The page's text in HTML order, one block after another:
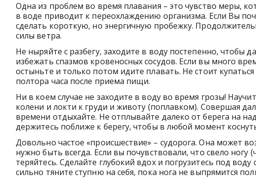
Одна из проблем во время плавания – это чувство меры,
в воде приводит к переохлаждению организма. Если Вы
сделать короткую, но энергичную пробежку.
силы ветра.
Не ныряйте с разбегу, заходите в воду постепенно, чтобы
избежать спазмов кровеносных сосудов. Если вы много
остыньте и только потом идите плавать. Не стоит
полтора часа после приема пищи.
Ни в коем случае не заходите в воду во время грозы!
колени и локти к груди и животу (поплавком). Совершая
времени отдыхайте. Не отплывайте далеко от берега на
держитесь поближе к берегу, чтобы в любой момент
Довольно частое «происшествие» – судорога. Она может
нужно быть всегда. Если вы почувствовали, что свело
теряйтесь. Сделайте глубокий вдох и погрузитесь под
сильно тяните ступню на себя, пока нога не выпрямится